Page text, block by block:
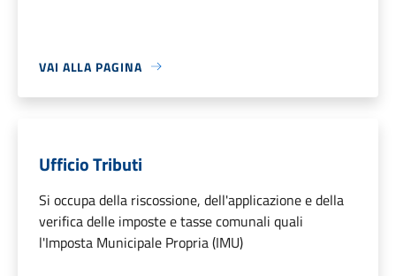
VAI ALLA PAGINA
Ufficio Tributi
Si occupa della riscossione, dell'applicazione e della
verifica delle imposte e tasse comunali quali
l'Imposta Municipale Propria (IMU)